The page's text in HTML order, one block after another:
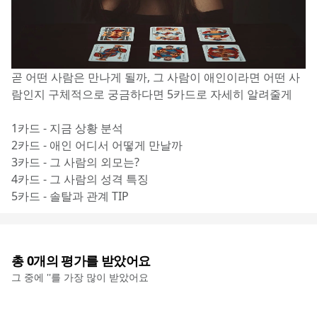
곧 어떤 사람은 만나게 될까, 그 사람이 애인이라면 어떤 사
람인지 구체적으로 궁금하다면 5카드로 자세히 알려줄게
1카드 - 지금 상황 분석
2카드 - 애인 어디서 어떻게 만날까
3카드 - 그 사람의 외모는?
4카드 - 그 사람의 성격 특징
5카드 - 솔탈과 관계 TIP
총0개의 평가를 받았어요
그 중에 ''를 가장 많이 받았어요